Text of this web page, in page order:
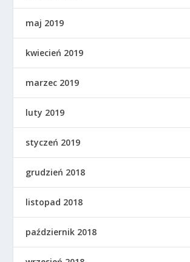
maj 2019
kwiecień 2019
marzec 2019
luty 2019
styczeń 2019
grudzień 2018
listopad 2018
październik 2018